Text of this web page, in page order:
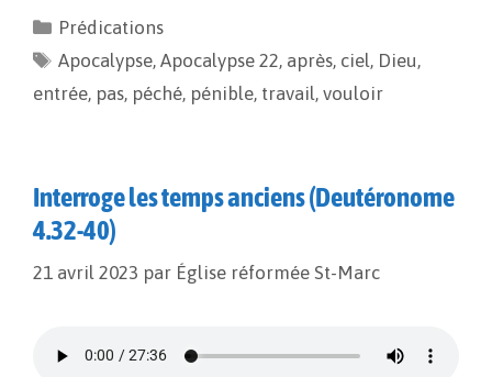
b
o
l
L
i
k
a
g
e
Prédications
Apocalypse,Apocalypse 22, après, ciel, Dieu,
entrée, pas, péché, pénible, travail, vouloir
Interroge les temps anciens (Deutéronome
4.32-40)
21 avril 2023 par Église réformée St-Marc